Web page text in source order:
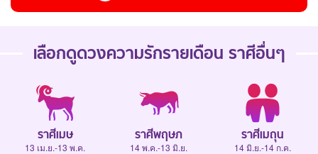
เลือกดูดวงความรักรายเดือน ราศีอื่นๆ
ราศีเมษ
13 เม.ย.-13 พ.ค.
ราศีพฤษภ
14 พ.ค.-13 มิ.ย.
ราศีเมถุน
14 มิ.ย.-14 ก.ค.